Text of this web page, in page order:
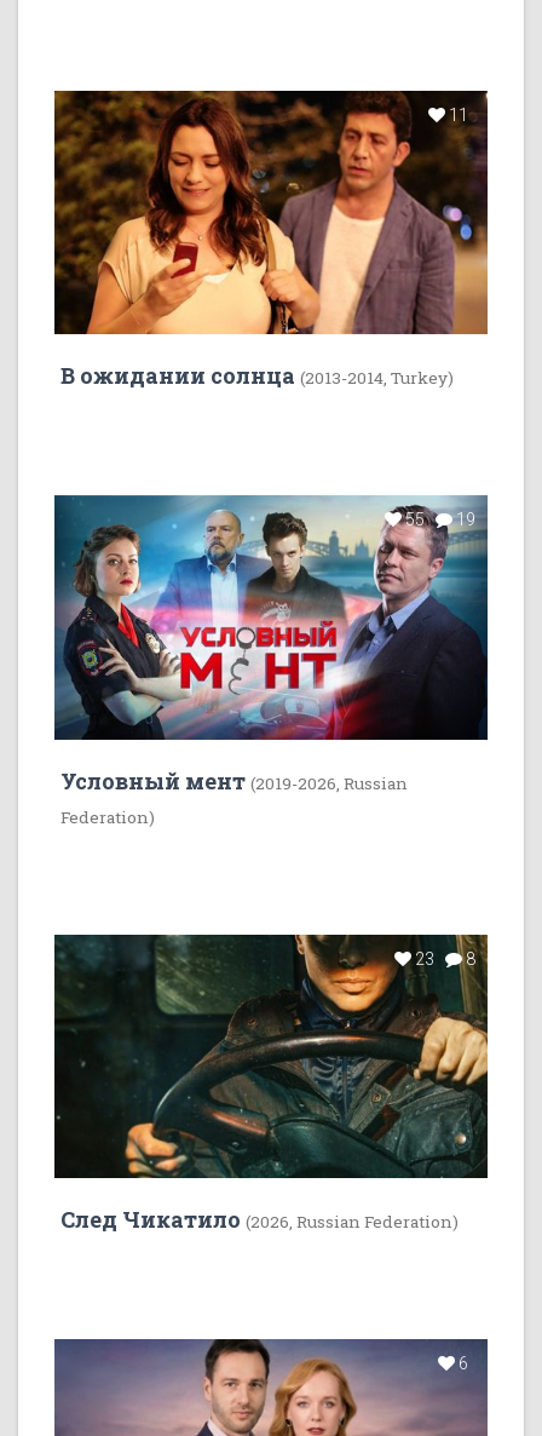
11
В ожидании солнца (2013-2014, Turkey)
55 19
Условный мент (2019-2026, Russian
Federation)
23 8
След Чикатило (2026, Russian Federation)
6